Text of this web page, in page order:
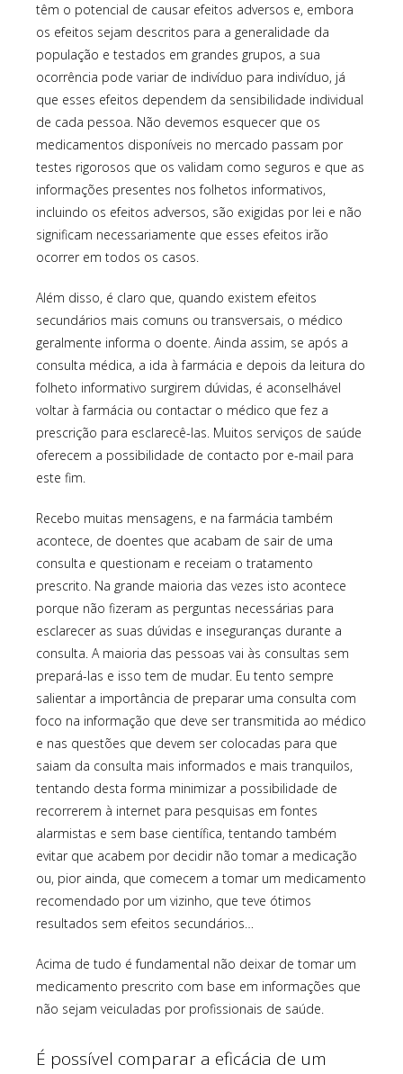
têm o potencial de causar efeitos adversos e, embora
os efeitos sejam descritos para a generalidade da
população e testados em grandes grupos, a sua
ocorrência pode variar de indivíduo para indivíduo, já
que esses efeitos dependem da sensibilidade individual
de cada pessoa. Não devemos esquecer que os
medicamentos disponíveis no mercado passam por
testes rigorosos que os validam como seguros e que as
informações presentes nos folhetos informativos,
incluindo os efeitos adversos, são exigidas por lei e não
significam necessariamente que esses efeitos irão
ocorrer em todos os casos.
Além disso, é claro que, quando existem efeitos
secundários mais comuns ou transversais, o médico
geralmente informa o doente. Ainda assim, se após a
consulta médica, a ida à farmácia e depois da leitura do
folheto informativo surgirem dúvidas, é aconselhável
voltar à farmácia ou contactar o médico que fez a
prescrição para esclarecê-las. Muitos serviços de saúde
oferecem a possibilidade de contacto por e-mail para
este fim.
Recebo muitas mensagens, e na farmácia também
acontece, de doentes que acabam de sair de uma
consulta e questionam e receiam o tratamento
prescrito. Na grande maioria das vezes isto acontece
porque não fizeram as perguntas necessárias para
esclarecer as suas dúvidas e inseguranças durante a
consulta. A maioria das pessoas vai às consultas sem
prepará-las e isso tem de mudar. Eu tento sempre
salientar a importância de preparar uma consulta com
foco na informação que deve ser transmitida ao médico
e nas questões que devem ser colocadas para que
saiam da consulta mais informados e mais tranquilos,
tentando desta forma minimizar a possibilidade de
recorrerem à internet para pesquisas em fontes
alarmistas e sem base científica, tentando também
evitar que acabem por decidir não tomar a medicação
ou, pior ainda, que comecem a tomar um medicamento
recomendado por um vizinho, que teve ótimos
resultados sem efeitos secundários…
Acima de tudo é fundamental não deixar de tomar um
medicamento prescrito com base em informações que
não sejam veiculadas por profissionais de saúde.
É possível comparar a eficácia de um